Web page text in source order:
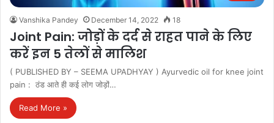
Vanshika Pandey December 14, 2022 18
Joint Pain: जोड़ों के दर्द से राहत पाने के लिए
करें इन 5 तेलों से मालिश
( PUBLISHED BY – SEEMA UPADHYAY ) Ayurvedic oil for knee joint
pain : ठंड आते ही कई लोग जोड़ों…
Read More »